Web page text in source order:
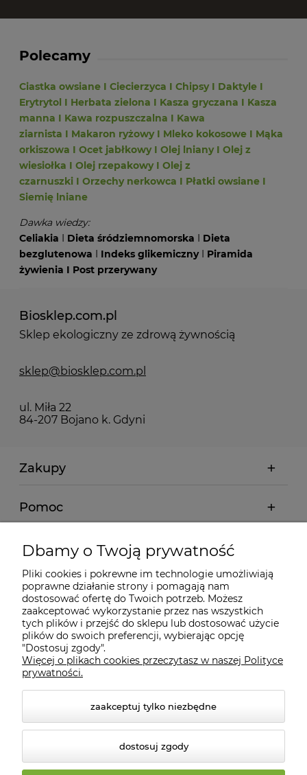
Polecamy
Ciastka owsiane I Ciecierzyca I ChipsyI Daktyle I
Erytrytol I Herbata zielona I Kasza gryczana I Kasza
manna I Kawa rozpuszczalna I Kawa
ziarnista I Makaron ryżowyI Mleko kokosowe I Mąka
orkiszowa I Ocet jabłkowyI Olej lnianyI Olej z
wiesiołka I Olej rzepakowyI Olej z
czarnuszki I Orzechy nerkowca I Płatki owsiane I
Siemię lniane
Dawka wiedzy:
Celiakia I Dieta śródziemnomorska I Dieta
bezglutenowa I Indeks glikemicznyI Piramida
żywienia I Post przerywany
Biosklep.com.pl
Sklep ekologiczny ze zdrową żywnością
sklep@biosklep.com.pl
ul. Miła 22
84-207 Bojano k. Gdyni
Zakupy
Pomoc
Moje konto
Informacje
O nas
Kontakt
Dbamy o Twoją prywatność
Pliki cookies i pokrewne im technologie umożliwiają
poprawne działanie strony i pomagają nam
dostosować ofertę do Twoich potrzeb. Możesz
zaakceptować wykorzystanie przez nas wszystkich
tych plików i przejść do sklepu lub dostosować użycie
plików do swoich preferencji, wybierając opcję
"Dostosuj zgody".
Więcej o plikach cookies przeczytasz w naszej Polityce
prywatności.
zaakceptuj tylko niezbędne
dostosuj zgody